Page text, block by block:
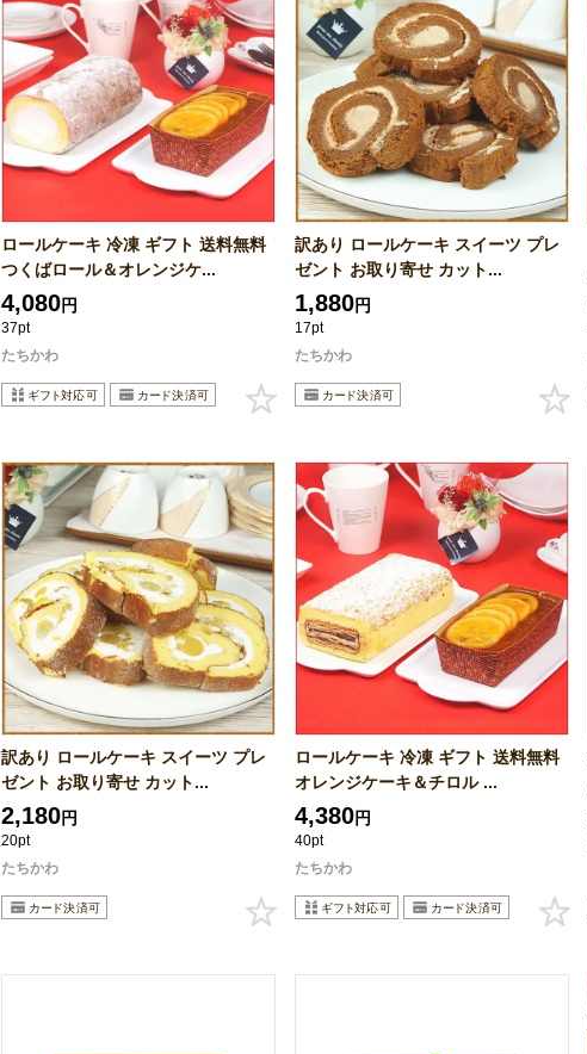
ロールケーキ 冷凍 ギフト 送料無料
つくばロール＆オレンジケ...
4,080円
37pt
たちかわ
訳あり ロールケーキ スイーツ プレ
ゼント お取り寄せ カット...
1,880円
17pt
たちかわ
訳あり ロールケーキ スイーツ プレ
ゼント お取り寄せ カット...
2,180円
20pt
たちかわ
ロールケーキ 冷凍 ギフト 送料無料
オレンジケーキ＆チロル ...
4,380円
40pt
たちかわ